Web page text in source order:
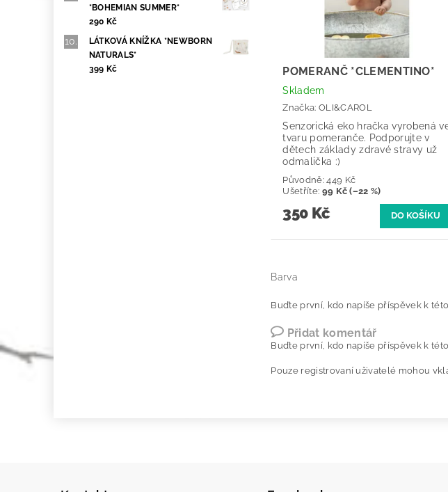
*BOHEMIAN SUMMER*
290 Kč
LÁTKOVÁ KNÍŽKA *NEWBORN
NATURALS*
399 Kč
POMERANČ *CLEMENTINO*
Skladem
Značka: OLI&CAROL
Senzorická eko hračka vyrobená
tvaru pomeranče. Podporujte v
dětech základy zdravé stravy už
odmalička :)
Původně:449 Kč
Ušetříte: 99 Kč (–22 %)
350 Kč
Barva
Buďte první, kdo napíše příspěvek k
Přidat komentář
Buďte první, kdo napíše příspěvek k
Pouze registrovaní uživatelé mohou